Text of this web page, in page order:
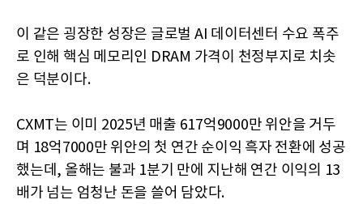
이 같은 굉장한 성장은 글로벌 AI 데이터센터 수요 폭주
로 인해 핵심 메모리인 DRAM 가격이 천정부지로 치솟
은 덕분이다.
CXMT는 이미 2025년 매출 617억9000만 위안을 거두
며 18억7000만 위안의 첫 연간 순이익 흑자 전환에 성공
했는데, 올해는 불과 1분기 만에 지난해 연간 이익의 13
배가 넘는 엄청난 돈을 쓸어 담았다.